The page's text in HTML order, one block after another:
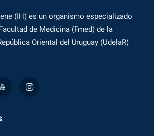
(IH) es un organismo especializado
de Medicina (Fmed) de la
Oriental del Uruguay (UdelaR)